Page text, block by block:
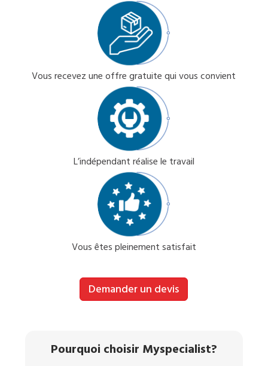
Vous recevez une offre gratuite qui vous convient
L’indépendant réalise le travail
Vous êtes pleinement satisfait
Demander un devis
Pourquoi choisir Myspecialist?